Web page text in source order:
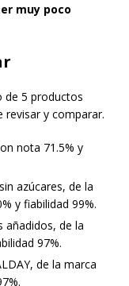
muy poco
de 5 productos
y comparar.
nota 71.5% y
azúcares, de la
y fiabilidad 99%.
añadidos, de la
97%.
de la marca